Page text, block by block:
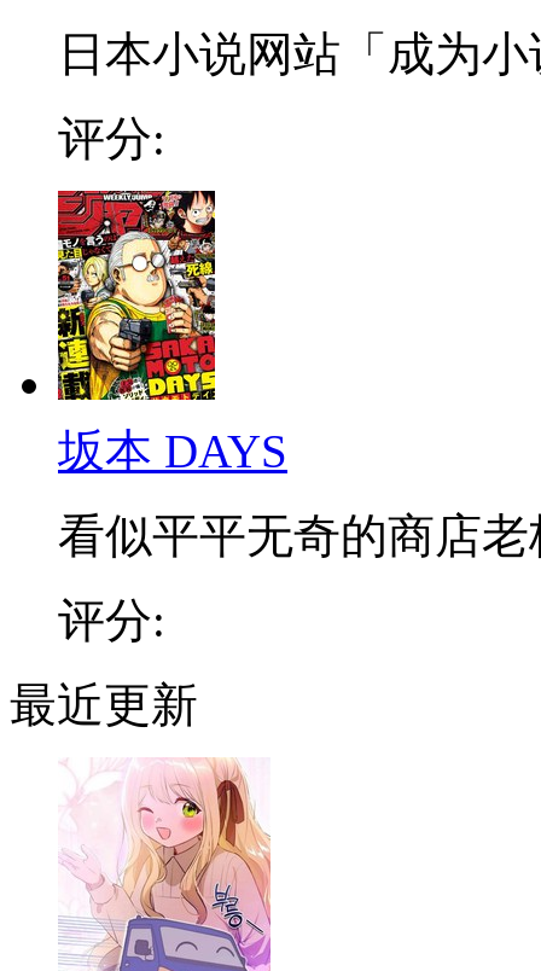
日本小说网站「成为
评分:
坂本 DAYS
看似平平无奇的商店老
评分:
最近更新